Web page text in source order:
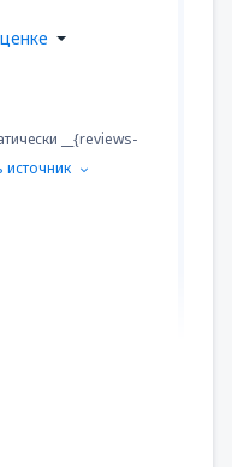
__{reviews-
источник